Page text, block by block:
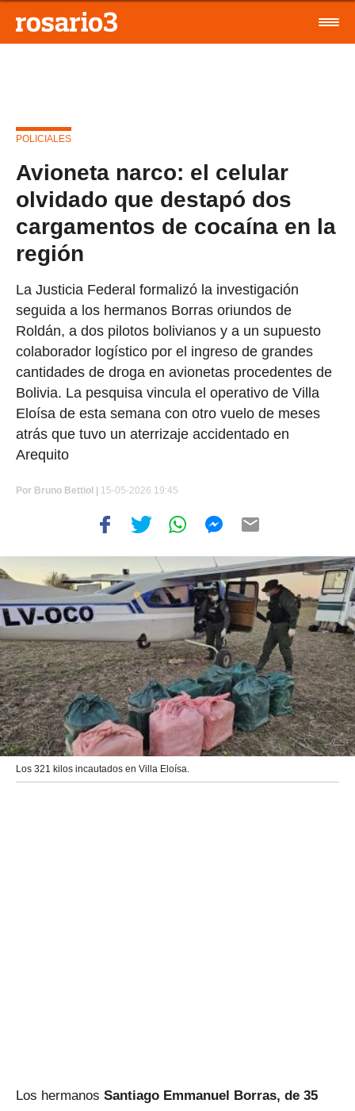
POLICIALES
Avioneta narco: el celular
olvidado que destapó dos
cargamentos de cocaína en la
región
La Justicia Federal formalizó la investigación
seguida a los hermanos Borras oriundos de
Roldán, a dos pilotos bolivianos y a un supuesto
colaborador logístico por el ingreso de grandes
cantidades de droga en avionetas procedentes de
Bolivia. La pesquisa vincula el operativo de Villa
Eloísa de esta semana con otro vuelo de meses
atrás que tuvo un aterrizaje accidentado en
Arequito
Por Bruno Bettiol 15-05-2026 19:45
Los 321 kilos incautados en Villa Eloísa.
Los hermanos Santiago Emmanuel Borras, de 35